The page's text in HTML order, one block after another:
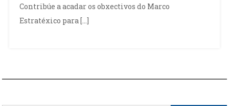
Contribúe a acadar os obxectivos do Marco
Estratéxico para […]